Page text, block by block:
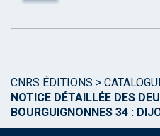
CNRS ÉDITIONS >
NOTICE DÉTAILLÉE DES
BOURGUIGNONNES 34 :